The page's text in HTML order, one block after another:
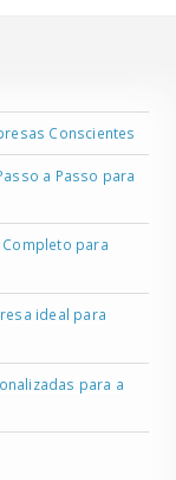
Conscientes
a Passo para
para
ideal para
para a